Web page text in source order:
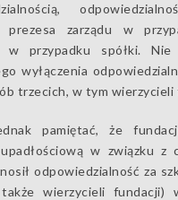
prezesa zarządu w
w przypadku spółki.
wyłączenia
trzecich, w tym wierzycieli
pamiętać, że
w związku z
odpowiedzialność za
wierzycieli fundacji)